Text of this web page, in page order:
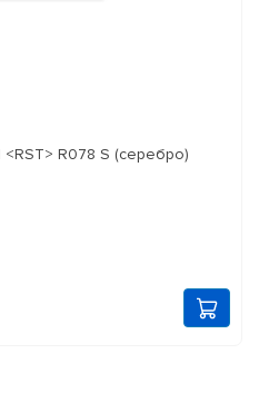
<RST> R078 S (серебро)